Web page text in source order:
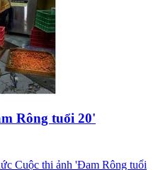
Rông tuổi 20'
Cuộc thi ảnh 'Đam Rông tuổi